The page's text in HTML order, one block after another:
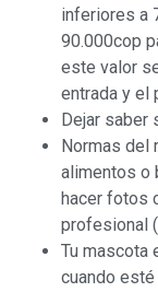
inferiores a
90.000cop
este valor
entrada y el
Dejar saber
Normas del
alimentos o
hacer fotos
profesional
Tu mascota
cuando